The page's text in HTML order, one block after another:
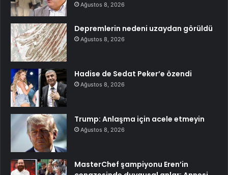
Ağustos 8, 2026
Depremlerin nedeni uzaydan görüldü
Ağustos 8, 2026
Hadise de Sedat Peker’e özendi
Ağustos 8, 2026
Trump: Anlaşma için acele etmeyin
Ağustos 8, 2026
MasterChef şampiyonu Eren’in